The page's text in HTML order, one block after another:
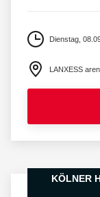
Dienstag,
LANXESS
KÖLNER